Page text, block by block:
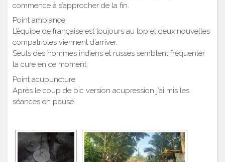
commence à s’approcher de la fin.
Point ambiance
L’équipe de française est toujours au top et deux nouvelles
compatriotes viennent d’arriver.
Seuls des hommes indiens et russes semblent fréquenter
la cure en ce moment.
Point acupuncture
Après le coup de bic version acupression j’ai mis les
séances en pause.